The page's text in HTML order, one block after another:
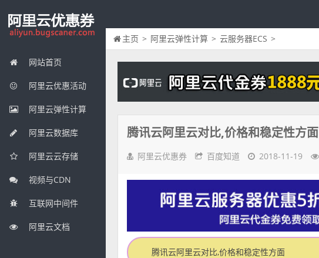
网站首页
阿里云优惠活动
阿里云弹性计算
阿里云数据库
阿里云云存储
视频与CDN
互联网中间件
阿里云文档
主页 > 阿里云弹性计算 > 云服务器ECS >
腾讯云阿里云对比,价格和稳定性方面
阿里云优惠券 百度知道 2018-11-19
腾讯云阿里云对比,价格和稳定性方面